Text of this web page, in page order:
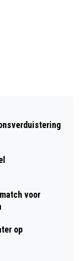
IN DE
voor
op